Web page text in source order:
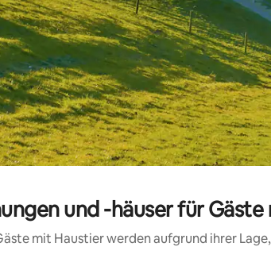
und -häuser für
mit Haustier werden aufgrund ihrer